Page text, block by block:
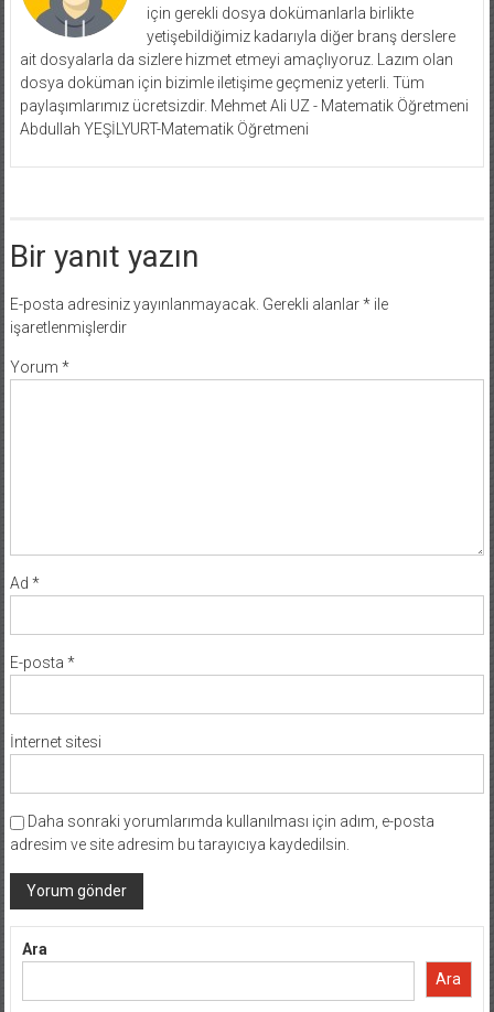
için gerekli dosya dokümanlarla birlikte
yetişebildiğimiz kadarıyla diğer branş derslere
ait dosyalarla da sizlere hizmet etmeyi amaçlıyoruz. Lazım olan
dosya doküman için bizimle iletişime geçmeniz yeterli. Tüm
paylaşımlarımız ücretsizdir. Mehmet Ali UZ - Matematik Öğretmeni
Abdullah YEŞİLYURT-Matematik Öğretmeni
Bir yanıt yazın
E-posta adresiniz yayınlanmayacak. Gerekli alanlar*ile
işaretlenmişlerdir
Yorum *
Ad *
E-posta *
İnternet sitesi
Daha sonraki yorumlarımda kullanılması için adım, e-posta
adresim ve site adresim bu tarayıcıya kaydedilsin.
Ara
Ara